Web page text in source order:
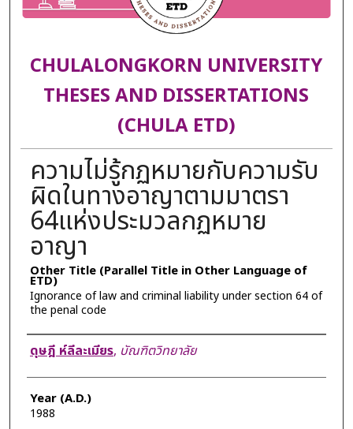
CHULALONGKORN UNIVERSITY
THESES AND DISSERTATIONS
(CHULA ETD)
ความไม่รู้กฏหมายกับความรับ
ผิดในทางอาญาตามมาตรา
64แห่งประมวลกฏหมาย
อาญา
Other Title (Parallel Title in Other Language of
ETD)
Ignorance of law and criminal liability under section 64 of
the penal code
Author
ดุษฎี ห์ลีละเมียร, บัณฑิตวิทยาลัย
Year (A.D.)
1988